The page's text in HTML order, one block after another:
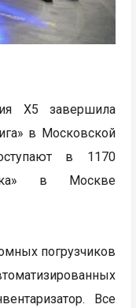
X5 завершила
в Московской
в 1170
в Москве
погрузчиков
Все